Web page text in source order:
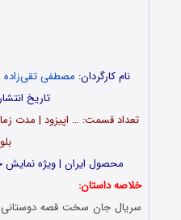
نام کارگردان: مصطفی تقی‌زاده
تاریخ انتشار:
محصول ایران | ویژه نمایش
خلاصه داستان:
سریال جان سخت قصه دوستانی